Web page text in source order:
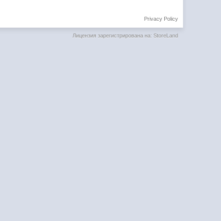
Privacy Policy
Лицензия зарегистрирована на: StoreLand